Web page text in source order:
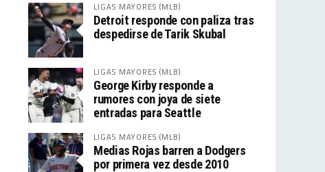
LIGAS MAYORES (MLB)
Detroit responde con paliza tras
despedirse de Tarik Skubal
LIGAS MAYORES (MLB)
George Kirby responde a
rumores con joya de siete
entradas para Seattle
LIGAS MAYORES (MLB)
Medias Rojas barren a Dodgers
por primera vez desde 2010